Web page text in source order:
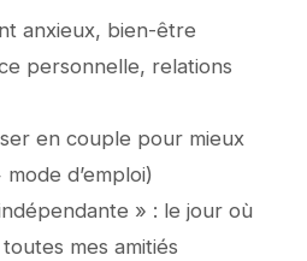
anxieux, bien-être
personnelle, relations
en couple pour mieux
d’emploi)
» : le jour où
mes amitiés